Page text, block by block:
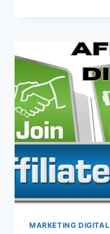
MARKETING DIGITAL